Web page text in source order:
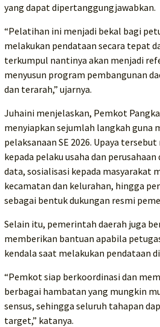
yang dapat dipertanggungjawabkan.
“Pelatihan ini menjadi bekal bagi
melakukan pendataan secara tepat
terkumpul nantinya akan menjadi
menyusun program pembangunan
dan terarah,” ujarnya.
Juhaini menjelaskan, Pemkot
menyiapkan sejumlah langkah guna
pelaksanaan SE 2026. Upaya
kepada pelaku usaha dan
data, sosialisasi kepada masyarakat
kecamatan dan kelurahan, hingga
sebagai bentuk dukungan resmi
Selain itu, pemerintah daerah juga
memberikan bantuan apabila
kendala saat melakukan pendataan
“Pemkot siap berkoordinasi dan
berbagai hambatan yang mungkin
sensus, sehingga seluruh tahapan
target,” katanya.